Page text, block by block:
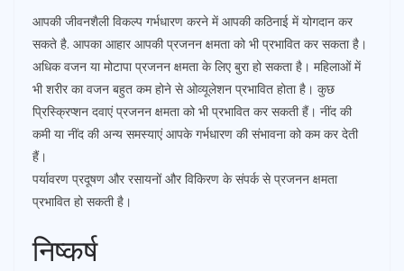
आपकी जीवनशैली विकल्प गर्भधारण करने में आपकी कठिनाई में योगदान कर
सकते है. आपका आहार आपकी प्रजनन क्षमता को भी प्रभावित कर सकता है।
अधिक वजन या मोटापा प्रजनन क्षमता के लिए बुरा हो सकता है। महिलाओं में
भी शरीर का वजन बहुत कम होने से ओव्यूलेशन प्रभावित होता है। कुछ
प्रिस्क्रिप्शन दवाएं प्रजनन क्षमता को भी प्रभावित कर सकती हैं। नींद की
कमी या नींद की अन्य समस्याएं आपके गर्भधारण की संभावना को कम कर देती
हैं।
पर्यावरण प्रदूषण और रसायनों और विकिरण के संपर्क से प्रजनन क्षमता
प्रभावित हो सकती है।
निष्कर्ष